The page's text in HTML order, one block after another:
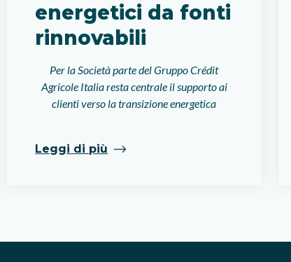
energetici da fonti
rinnovabili
Per la Società parte del Gruppo Crédit
Agricole Italia resta centrale il supporto ai
clienti verso la transizione energetica
Leggi di più